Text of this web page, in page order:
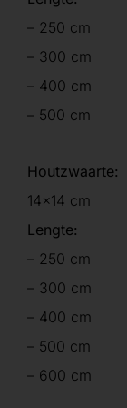
– 250 cm
– 300 cm
– 400 cm
– 500 cm
Houtzwaarte:
14×14 cm
Lengte:
– 250 cm
– 300 cm
– 400 cm
– 500 cm
– 600 cm